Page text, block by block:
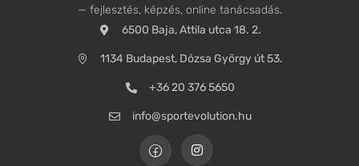
— fejlesztés, képzés, online tanácsadás.
6500 Baja, Attila utca 18. 2.
1134 Budapest, Dózsa György út 53.
+36 20 376 5650
info@sportevolution.hu